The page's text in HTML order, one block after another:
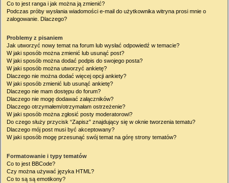
Co to jest ranga i jak można ją zmienić?
Podczas próby wysłania wiadomości e-mail do użytkownika witryna prosi mnie o
zalogowanie. Dlaczego?
Problemy z pisaniem
Jak utworzyć nowy temat na forum lub wysłać odpowiedź w temacie?
W jaki sposób można zmienić lub usunąć post?
W jaki sposób można dodać podpis do swojego posta?
W jaki sposób można utworzyć ankietę?
Dlaczego nie można dodać więcej opcji ankiety?
W jaki sposób zmienić lub usunąć ankietę?
Dlaczego nie mam dostępu do forum?
Dlaczego nie mogę dodawać załączników?
Dlaczego otrzymałem/otrzymałam ostrzeżenie?
W jaki sposób można zgłosić posty moderatorowi?
Do czego służy przycisk “Zapisz” znajdujący się w oknie tworzenia tematu?
Dlaczego mój post musi być akceptowany?
W jaki sposób mogę przesunąć swój temat na górę strony tematów?
Formatowanie i typy tematów
Co to jest BBCode?
Czy można używać języka HTML?
Co to są są emotikony?